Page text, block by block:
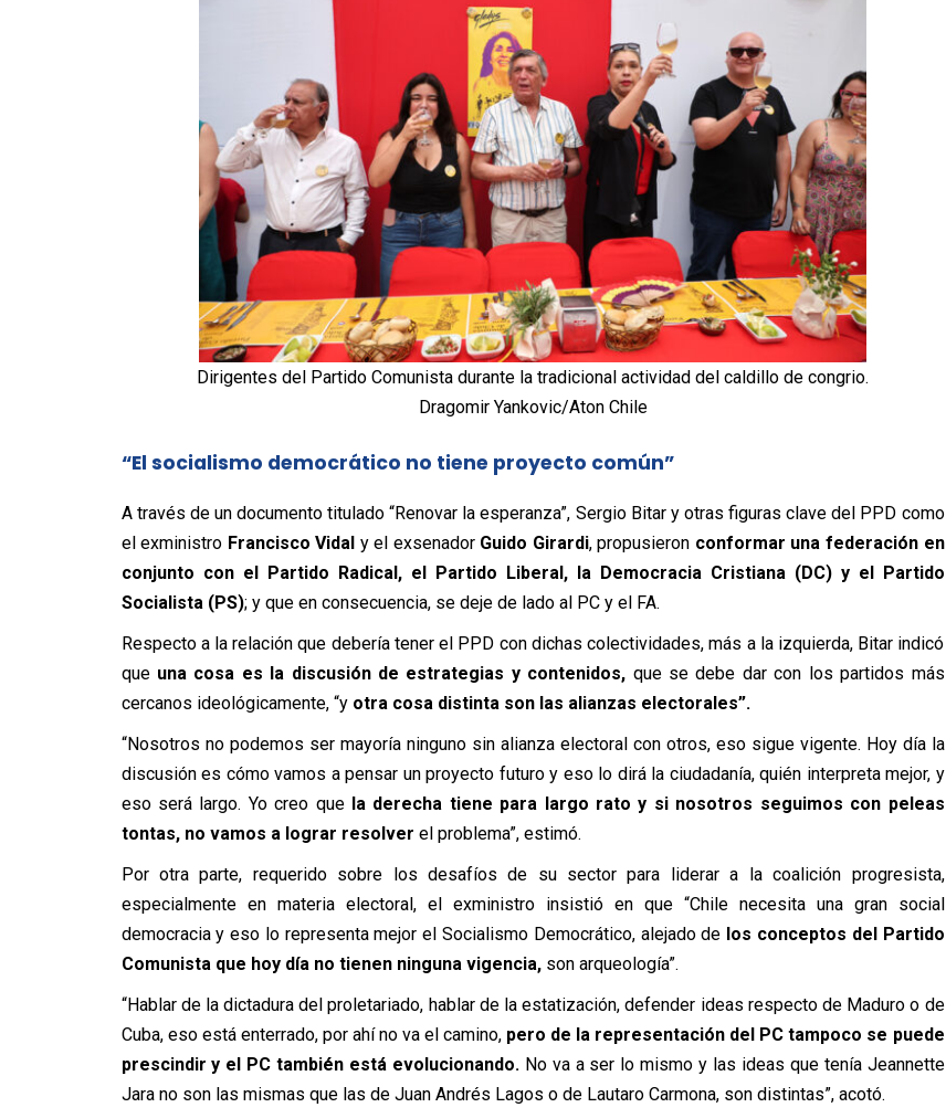
Dirigentes del Partido Comunista durante la tradicional actividad del caldillo de congrio.
Dragomir Yankovic/Aton Chile
“El socialismo democrático no tiene proyecto común”
A través de un documento titulado “Renovar la esperanza”, Sergio Bitar y otras figuras clave del PPD como
el exministro Francisco Vidal y el exsenador Guido Girardi, propusieron conformar una federación en
conjunto con el Partido Radical, el Partido Liberal, la Democracia Cristiana (DC) y el Partido
Socialista (PS); y que en consecuencia, se deje de lado al PC y el FA.
Respecto a la relación que debería tener el PPD con dichas colectividades, más a la izquierda, Bitar indicó
que una cosa es la discusión de estrategias y contenidos, que se debe dar con los partidos más
cercanos ideológicamente, “y otra cosa distinta son las alianzas electorales”.
“Nosotros no podemos ser mayoría ninguno sin alianza electoral con otros, eso sigue vigente. Hoy día la
discusión es cómo vamos a pensar un proyecto futuro y eso lo dirá la ciudadanía, quién interpreta mejor, y
eso será largo. Yo creo quela derecha tiene para largo rato y si nosotros seguimos con peleas
tontas, no vamos a lograr resolver el problema”, estimó.
Por otra parte, requerido sobre los desafíos de su sector para liderar a la coalición progresista,
especialmente en materia electoral, el exministro insistió en que “Chile necesita una gran social
democracia y eso lo representa mejor el Socialismo Democrático, alejado de los conceptos del Partido
Comunista que hoy día no tienen ninguna vigencia,son arqueología”.
“Hablar de la dictadura del proletariado, hablar de la estatización, defender ideas respecto de Maduro o de
Cuba, eso está enterrado, por ahí no va el camino, pero de la representación del PC tampoco se puede
prescindir y el PC también está evolucionando. No va a ser lo mismo y las ideas que tenía Jeannette
Jara no son las mismas que las de Juan Andrés Lagos o de Lautaro Carmona, son distintas”, acotó.